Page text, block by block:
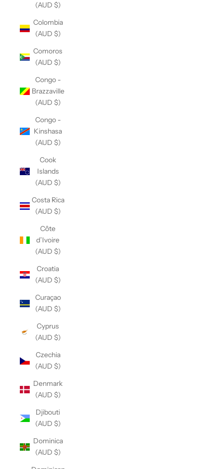
(AUD $)
Colombia
(AUD $)
Comoros
(AUD $)
Congo -
Brazzaville
(AUD $)
Congo -
Kinshasa
(AUD $)
Cook
Islands
(AUD $)
Costa Rica
(AUD $)
Côte
d’Ivoire
(AUD $)
Croatia
(AUD $)
Curaçao
(AUD $)
Cyprus
(AUD $)
Czechia
(AUD $)
Denmark
(AUD $)
Djibouti
(AUD $)
Dominica
(AUD $)